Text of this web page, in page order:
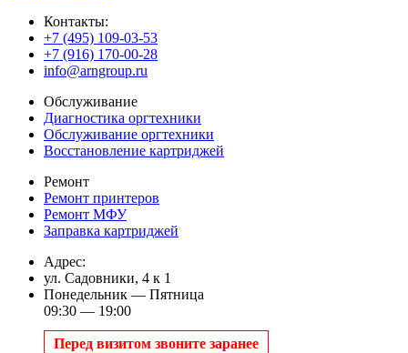
Контакты:
+7 (495) 109-03-53
+7 (916) 170-00-28
info@arngroup.ru
Обслуживание
Диагностика оргтехники
Обслуживание оргтехники
Восстановление картриджей
Ремонт
Ремонт принтеров
Ремонт МФУ
Заправка картриджей
Адрес:
ул. Садовники, 4 к 1
Понедельник — Пятница
09:30 — 19:00
Перед визитом звоните заранее